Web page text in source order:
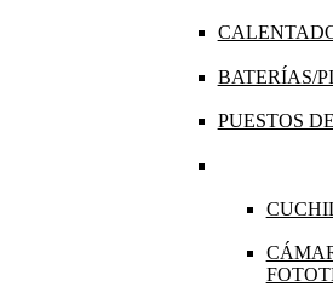
BATERÍAS/
PUESTOS